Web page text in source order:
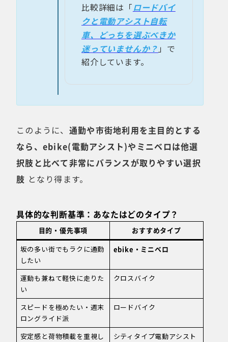
比較詳細は「ロードバイ
クと電動アシスト自転
車、どっちを選ぶべきか
迷っていませんか？ 」で
紹介しています。
このように、 通勤や市街地利用を主目的とする
なら、ebike(電動アシスト)やミニベロは他選
択肢と比べて非常にバランスが取りやすい選択
肢 となり得ます。
具体的な判断基準：あなたはどのタイプ？
目的・優先事項
おすすめタイプ
坂の多い街でもラクに通勤
したい
ebike・ミニベロ
運動も兼ねて軽快に走りた
い
クロスバイク
スピードを極めたい・週末
ロングライド派
ロードバイク
安定感と荷物積載を重視し
シティタイプ電動アシスト